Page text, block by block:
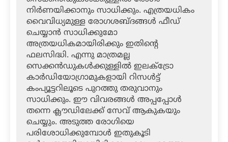
നിര്‍ണയിക്കാനും സാധിക്കും. എത്രയധികം
വൈവിധ്യമുള്ള രോഗശബ്ദങ്ങള്‍ ഫീഡ്
ചെയ്യാന്‍ സാധിക്കുമോ
അത്രയധികമായിരിക്കും ഇതിന്റെ
ഫലസിദ്ധി. എന്നു മാത്രമല്ല
സെക്കന്‍ഡുകള്‍ക്കുള്ളില്‍ ഇലക്ട്രോ
കാര്‍ഡിയോഗ്രാമുകളായി റിസള്‍ട്ട്
കംപ്യൂട്ടറിലൂടെ പുറത്തു തരുവാനും
സാധിക്കും. ഈ വിവരങ്ങള്‍ അപ്പപ്പോള്‍
തന്നെ ക്ലൗഡിലേക്ക് സേവ് ആകുകയും
ചെയ്യും. അടുത്ത രോഗിയെ
പരിശോധിക്കുമ്പോള്‍ ഇതുകൂടി